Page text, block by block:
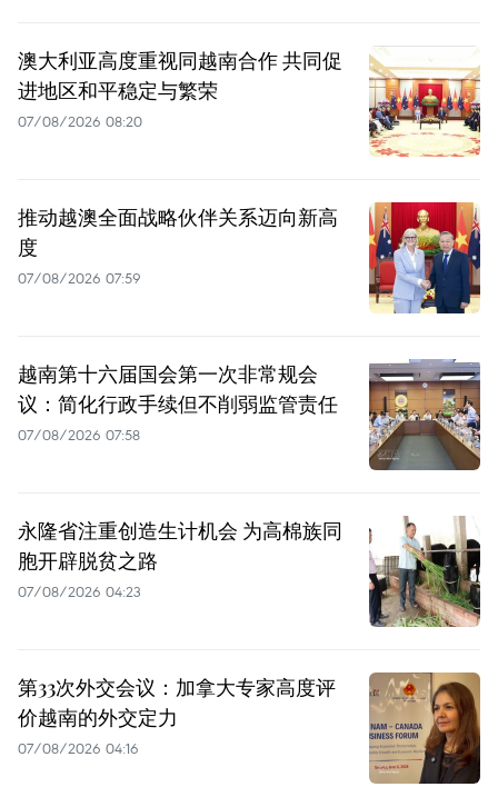
澳大利亚高度重视同越南合作 共同促
进地区和平稳定与繁荣
07/08/2026 08:20
推动越澳全面战略伙伴关系迈向新高
度
07/08/2026 07:59
越南第十六届国会第一次非常规会
议：简化行政手续但不削弱监管责任
07/08/2026 07:58
永隆省注重创造生计机会 为高棉族同
胞开辟脱贫之路
07/08/2026 04:23
第33次外交会议：加拿大专家高度评
价越南的外交定力
07/08/2026 04:16